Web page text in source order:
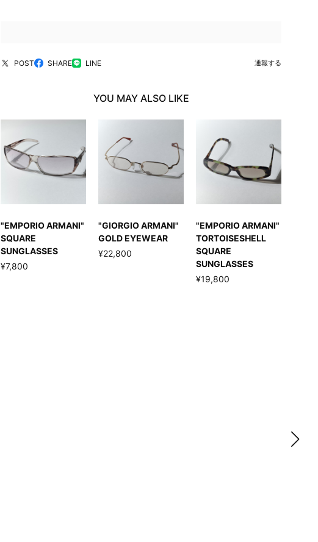
POST SHARE LINE 通報する
YOU MAY ALSO LIKE
"EMPORIO ARMANI"
SQUARE
SUNGLASSES
¥7,800
"GIORGIO ARMANI"
GOLD EYEWEAR
¥22,800
"EMPORIO ARMANI"
TORTOISESHELL
SQUARE
SUNGLASSES
¥19,800